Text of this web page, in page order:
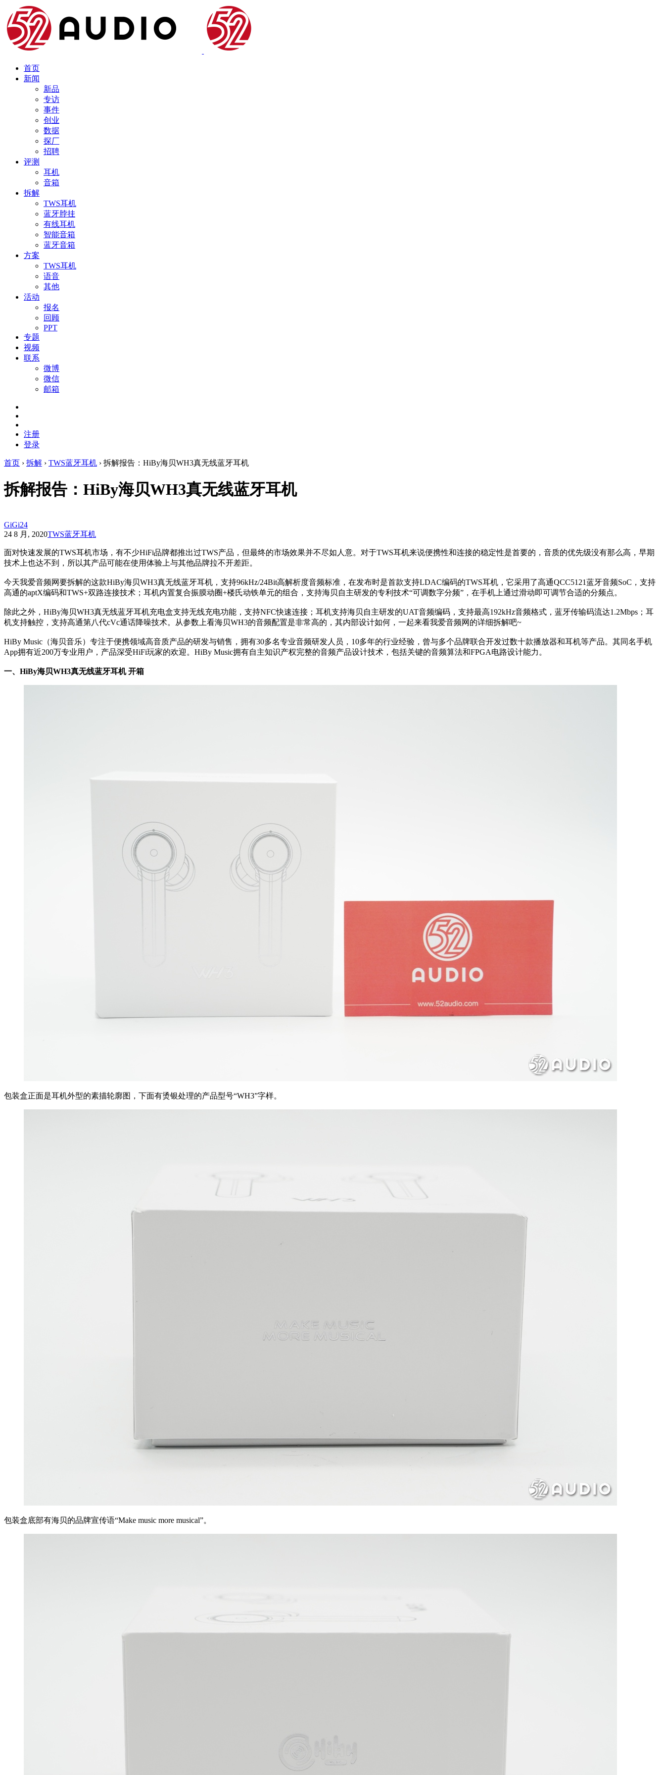
首页
新闻
新品
专访
事件
创业
数据
探厂
招聘
评测
耳机
音箱
拆解
TWS耳机
蓝牙脖挂
有线耳机
智能音箱
蓝牙音箱
方案
TWS耳机
语音
其他
活动
报名
回顾
PPT
专题
视频
联系
微博
微信
邮箱
注册
登录
首页 › 拆解 › TWS蓝牙耳机 › 拆解报告：HiBy海贝WH3真无线蓝牙耳机
拆解报告：HiBy海贝WH3真无线蓝牙耳机
GiGi24
24 8 月, 2020TWS蓝牙耳机
面对快速发展的TWS耳机市场，有不少HiFi品牌都推出过TWS产品，但最终的市场效果并不尽如人意。对于TWS耳机来说便携性和连接的稳定性是首要的，音质的优先级没有那么高，早期
技术上也达不到，所以其产品可能在使用体验上与其他品牌拉不开差距。
今天我爱音频网要拆解的这款HiBy海贝WH3真无线蓝牙耳机，支持96kHz/24Bit高解析度音频标准，在发布时是首款支持LDAC编码的TWS耳机，它采用了高通QCC5121蓝牙音频SoC，支持
高通的aptX编码和TWS+双路连接技术；耳机内置复合振膜动圈+楼氏动铁单元的组合，支持海贝自主研发的专利技术“可调数字分频”，在手机上通过滑动即可调节合适的分频点。
除此之外，HiBy海贝WH3真无线蓝牙耳机充电盒支持无线充电功能，支持NFC快速连接；耳机支持海贝自主研发的UAT音频编码，支持最高192kHz音频格式，蓝牙传输码流达1.2Mbps；耳
机支持触控，支持高通第八代cVc通话降噪技术。从参数上看海贝WH3的音频配置是非常高的，其内部设计如何，一起来看我爱音频网的详细拆解吧~
HiBy Music（海贝音乐）专注于便携领域高音质产品的研发与销售，拥有30多名专业音频研发人员，10多年的行业经验，曾与多个品牌联合开发过数十款播放器和耳机等产品。其同名手机
App拥有近200万专业用户，产品深受HiFi玩家的欢迎。HiBy Music拥有自主知识产权完整的音频产品设计技术，包括关键的音频算法和FPGA电路设计能力。
一、HiBy海贝WH3真无线蓝牙耳机 开箱
包装盒正面是耳机外型的素描轮廓图，下面有烫银处理的产品型号“WH3”字样。
包装盒底部有海贝的品牌宣传语“Make music more musical”。